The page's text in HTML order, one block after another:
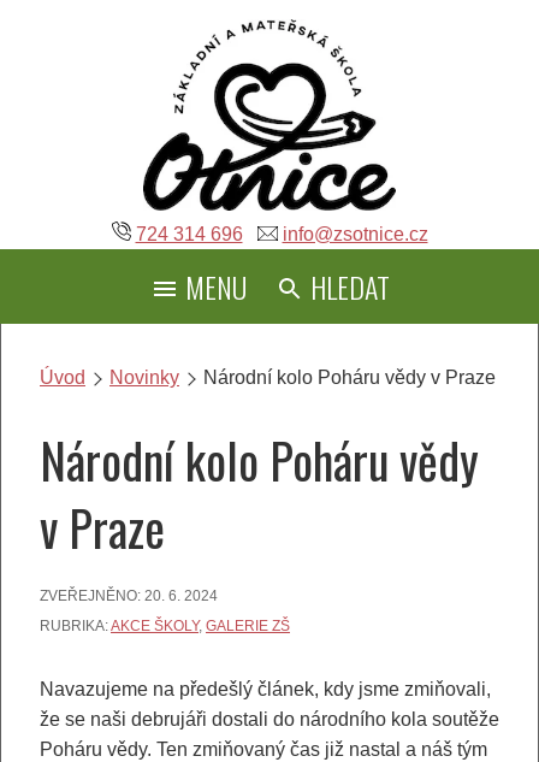
724 314 696 info@zsotnice.cz
MENU HLEDAT
Úvod Novinky Národní kolo Poháru vědy v Praze
Národní kolo Poháru vědy
v Praze
ZVEŘEJNĚNO: 20. 6. 2024
RUBRIKA:AKCE ŠKOLY, GALERIE ZŠ
Navazujeme na předešlý článek, kdy jsme zmiňovali,
že se naši debrujáři dostali do národního kola soutěže
Poháru vědy. Ten zmiňovaný čas již nastal a náš tým